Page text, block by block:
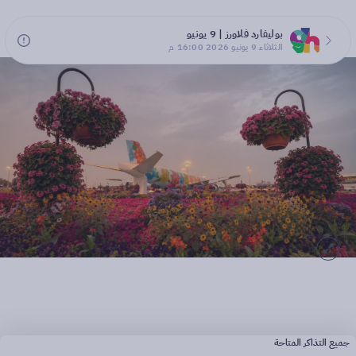
بوليفارد فلاورز | 9 يونيو
الثلاثاء 9 يونيو 2026 16:00 م
جميع التذاكر المتاحة